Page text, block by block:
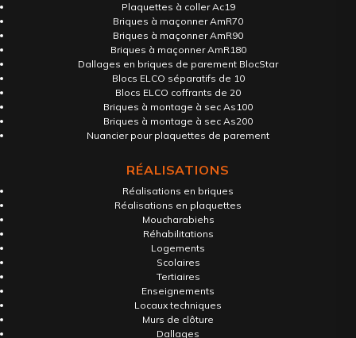
Plaquettes à coller Ac19
Briques à maçonner AmR70
Briques à maçonner AmR90
Briques à maçonner AmR180
Dallages en briques de parement BlocStar
Blocs ELCO séparatifs de 10
Blocs ELCO coffrants de 20
Briques à montage à sec As100
Briques à montage à sec As200
Nuancier pour plaquettes de parement
RÉALISATIONS
Réalisations en briques
Réalisations en plaquettes
Moucharabiehs
Réhabilitations
Logements
Scolaires
Tertiaires
Enseignements
Locaux techniques
Murs de clôture
Dallages